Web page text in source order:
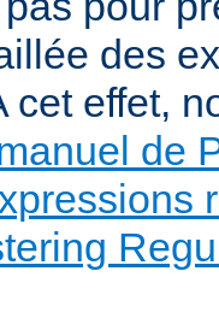
des
cet effet,
de